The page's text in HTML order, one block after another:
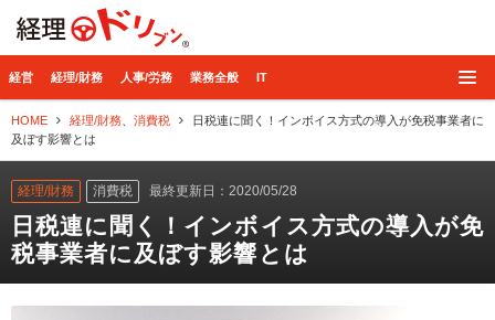
経営 経理/財務 人事/労務 業務全般 IT
HOME 経理/財務 消費税
日税連に聞く！インボイス方式の導入が免税事業者に
及ぼす影響とは
経理/財務 消費税 最終更新日：2020/05/28
日税連に聞く！インボイス方式の導入が免
税事業者に及ぼす影響とは